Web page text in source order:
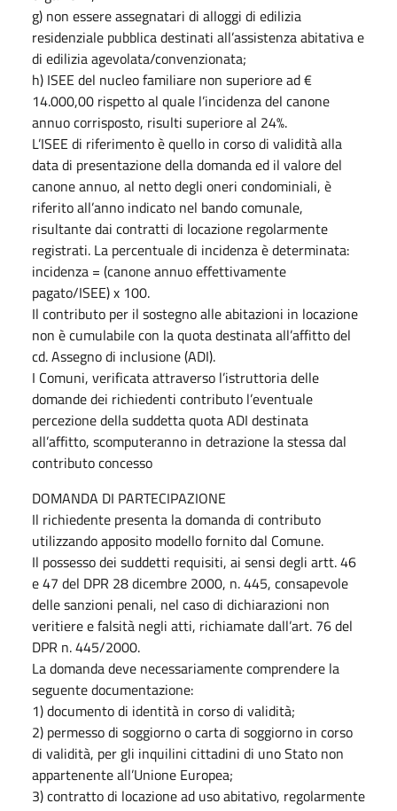
g) non essere assegnatari di alloggi di edilizia
residenziale pubblica destinati all’assistenza abitativa e
di edilizia agevolata/convenzionata;
h) ISEE del nucleo familiare non superiore ad €
14.000,00 rispetto al quale l’incidenza del canone
annuo corrisposto, risulti superiore al 24%.
L’ISEE di riferimento è quello in corso di validità alla
data di presentazione della domanda ed il valore del
canone annuo, al netto degli oneri condominiali, è
riferito all’anno indicato nel bando comunale,
risultante dai contratti di locazione regolarmente
registrati. La percentuale di incidenza è determinata:
incidenza = (canone annuo effettivamente
pagato/ISEE) x 100.
Il contributo per il sostegno alle abitazioni in locazione
non è cumulabile con la quota destinata all’affitto del
cd. Assegno di inclusione (ADI).
I Comuni, verificata attraverso l’istruttoria delle
domande dei richiedenti contributo l’eventuale
percezione della suddetta quota ADI destinata
all’affitto, scomputeranno in detrazione la stessa dal
contributo concesso
DOMANDA DI PARTECIPAZIONE
Il richiedente presenta la domanda di contributo
utilizzando apposito modello fornito dal Comune.
Il possesso dei suddetti requisiti, ai sensi degli artt. 46
e 47 del DPR 28 dicembre 2000, n. 445, consapevole
delle sanzioni penali, nel caso di dichiarazioni non
veritiere e falsità negli atti, richiamate dall’art. 76 del
DPR n. 445/2000.
La domanda deve necessariamente comprendere la
seguente documentazione:
1) documento di identità in corso di validità;
2) permesso di soggiorno o carta di soggiorno in corso
di validità, per gli inquilini cittadini di uno Stato non
appartenente all’Unione Europea;
3) contratto di locazione ad uso abitativo, regolarmente